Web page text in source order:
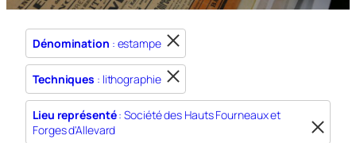
Dénomination : estampe
Techniques : lithographie
Lieu représenté: Société des Hauts Fourneaux et
Forges d'Allevard